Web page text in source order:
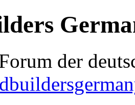
der